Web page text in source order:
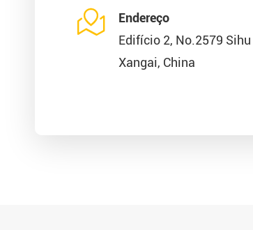

Endereço
Edifício 2, No.2579
Xangai, China